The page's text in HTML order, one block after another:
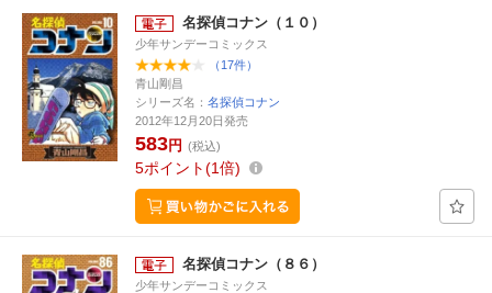
名探偵コナン（１０）
少年サンデーコミックス
（17件）
青山剛昌
シリーズ名： 名探偵コナン
2012年12月20日発売
583円 (税込)
5ポイント 1倍
名探偵コナン（８６）
少年サンデーコミックス